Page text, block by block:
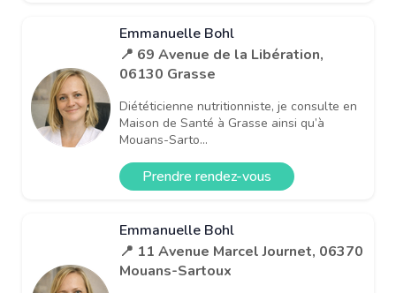
Emmanuelle Bohl
📍 69 Avenue de la Libération,
06130 Grasse
Diététicienne nutritionniste, je consulte en
Maison de Santé à Grasse ainsi qu’à
Mouans-Sarto...
Prendre rendez-vous
Emmanuelle Bohl
📍 11 Avenue Marcel Journet, 06370
Mouans-Sartoux